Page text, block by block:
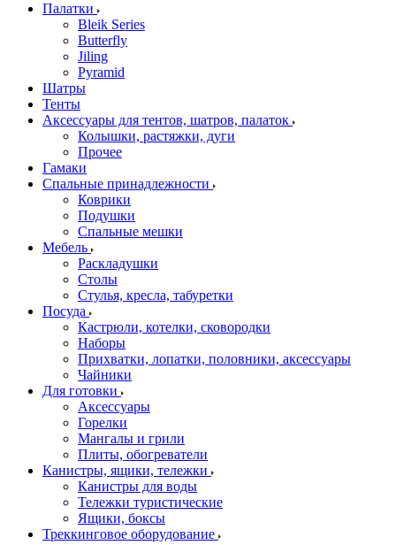
Палатки
Bleik Series
Butterfly
Jiling
Pyramid
Шатры
Тенты
Аксессуары для тентов, шатров, палаток
Колышки, растяжки, дуги
Прочее
Гамаки
Спальные принадлежности
Коврики
Подушки
Спальные мешки
Мебель
Раскладушки
Столы
Стулья, кресла, табуретки
Посуда
Кастрюли, котелки, сковородки
Наборы
Прихватки, лопатки, половники, аксессуары
Чайники
Для готовки
Аксессуары
Горелки
Мангалы и грили
Плиты, обогреватели
Канистры, ящики, тележки
Канистры для воды
Тележки туристические
Ящики, боксы
Треккинговое оборудование